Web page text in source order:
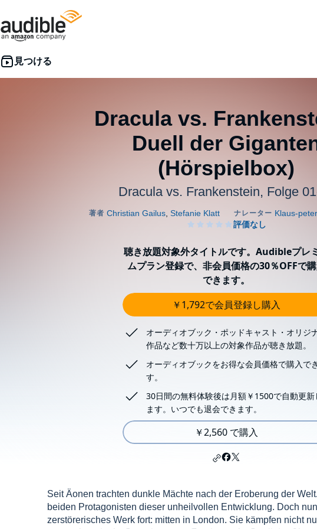
Dracula vs.
Duell der
(Hörspielbox)
Dracula vs. Frankenstein, Folge
聴き放題対象外タイトルです。Audibleプレ
ムプラン登録で、非会員価格の30％OFFで
できます。
￥1,792で会員登録し購入
オーディオブック・ポッドキャスト・オリジ
作品など数十万以上の対象作品が聴き放題。
オーディオブックをお得な会員価格で購入で
す。
30日間の無料体験後は月額￥1500で自動更新
ます。いつでも退会できます。
￥2,560 で購入
Seit Äonen trachten dunkle Mächte nach der Eroberung der
beiden Protagonisten dieser unheilvollen Entwicklung. Doch
zerstörerisches Werk fort: mitten in London. Sie kämpfen nicht